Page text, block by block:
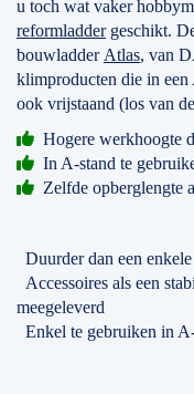
u toch wat vaker
reformladdergeschikt.
bouwladder Atlas, van
klimproducten die in een
ook vrijstaand (los van
Hogere werkhoogte
In A-stand te
Zelfde opberglengte
Duurder dan een
Accessoires als een
meegeleverd
Enkel te gebruiken in